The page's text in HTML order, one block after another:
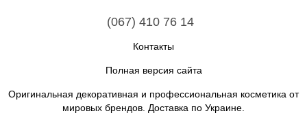
(067) 410 76 14
Контакты
Полная версия сайта
Оригинальная декоративная и профессиональная косметика от
мировых брендов. Доставка по Украине.